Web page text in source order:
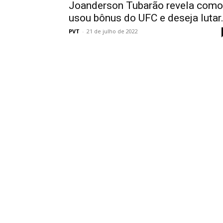
Joanderson Tubarão revela como
usou bônus do UFC e deseja
PVT - 21 de julho de 2022